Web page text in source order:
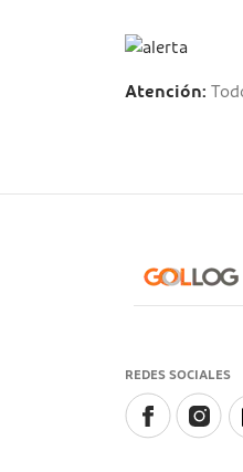
Atención:
REDES SOCIALES